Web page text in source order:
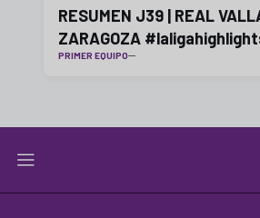
RESUMEN J39 | REAL
ZARAGOZA
PRIMER EQUIPO